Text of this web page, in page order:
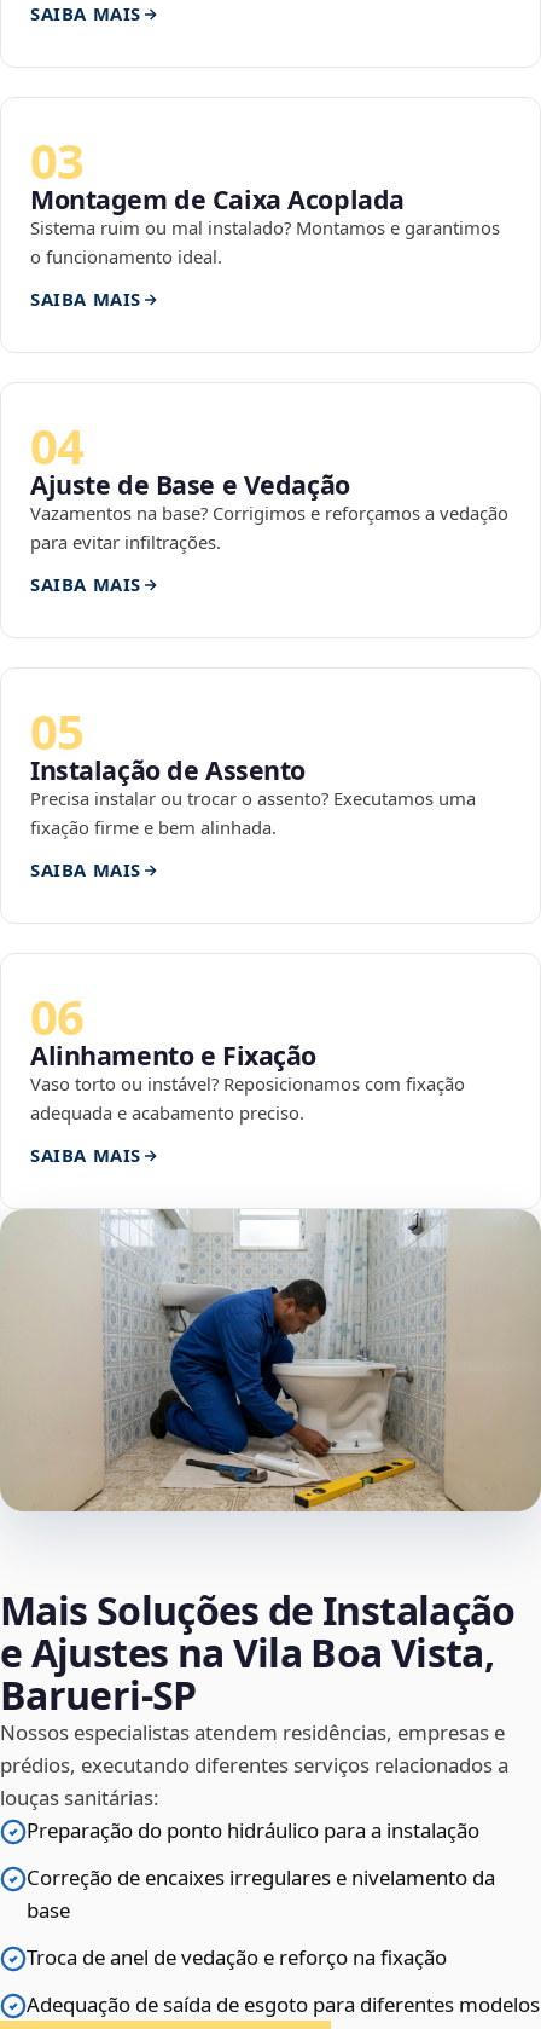
SAIBA MAIS
03
Montagem de Caixa Acoplada
Sistema ruim ou mal instalado? Montamos e garantimos
o funcionamento ideal.
SAIBA MAIS
04
Ajuste de Base e Vedação
Vazamentos na base? Corrigimos e reforçamos a vedação
para evitar infiltrações.
SAIBA MAIS
05
Instalação de Assento
Precisa instalar ou trocar o assento? Executamos uma
fixação firme e bem alinhada.
SAIBA MAIS
06
Alinhamento e Fixação
Vaso torto ou instável? Reposicionamos com fixação
adequada e acabamento preciso.
SAIBA MAIS
Mais Soluções de Instalação
e Ajustes na Vila Boa Vista,
Barueri‑SP
Nossos especialistas atendem residências, empresas e
prédios, executando diferentes serviços relacionados a
louças sanitárias:
Preparação do ponto hidráulico para a instalação
Correção de encaixes irregulares e nivelamento da
base
Troca de anel de vedação e reforço na fixação
Adequação de saída de esgoto para diferentes modelos